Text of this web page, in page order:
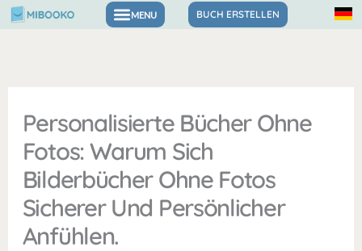
Zum
BUCH ERSTELLEN
Personalisierte Bücher Ohne
Fotos: Warum Sich
Bilderbücher Ohne Fotos
Sicherer Und Persönlicher
Anfühlen.